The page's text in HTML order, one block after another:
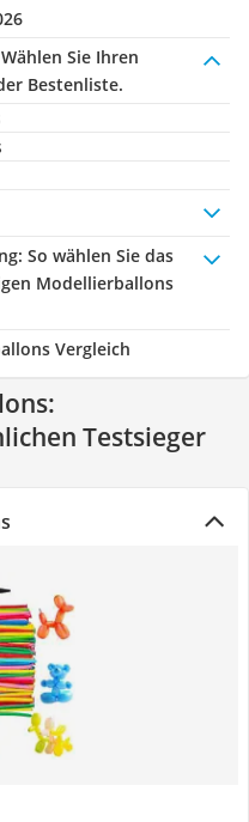
Wählen Sie Ihren
Bestenliste.
: So wählen Sie das
Modellierballons
Vergleich
Testsieger